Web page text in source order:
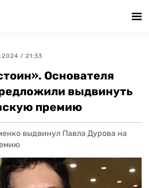
/ 21:33
Основателя
выдвинуть
премию
выдвинул Павла Дурова на